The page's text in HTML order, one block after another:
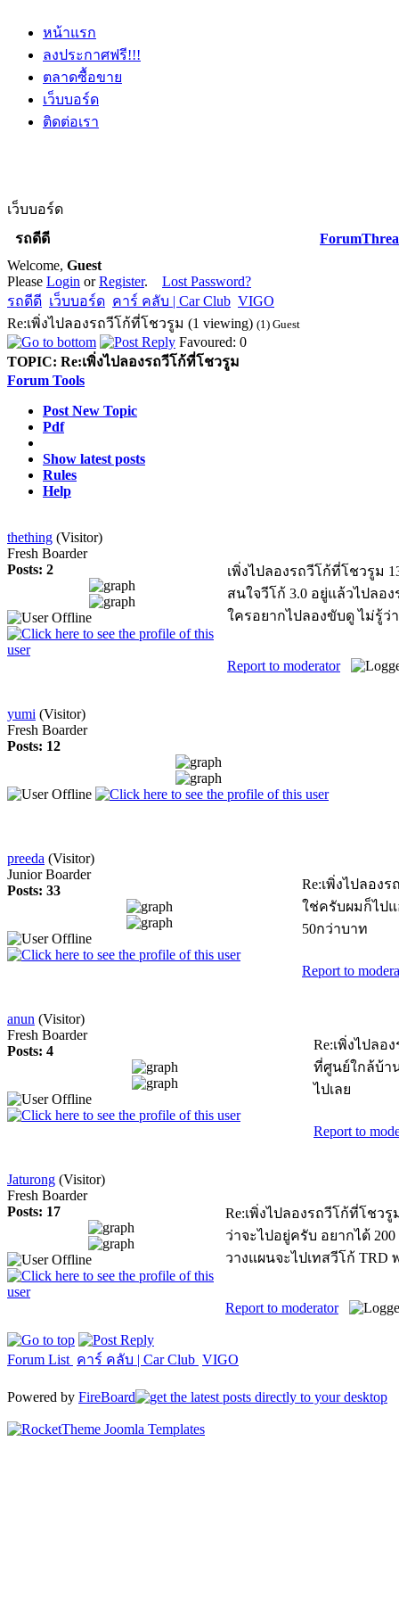
หน้าแรก
ลงประกาศฟรี!!!
ตลาดซื้อขาย
เว็บบอร์ด
ติดต่อเรา
เว็บบอร์ด
รถดีดี
Forum
Welcome, Guest
Please Login orRegister. Lost Password?
รถดีดี เว็บบอร์ด คาร์ คลับ | Car Club VIGO
Re:เพิ่งไปลองรถวีโก้ที่โชวรูม (1 viewing) (1) Guest
Favoured: 0
TOPIC: Re:เพิ่งไปลองรถวีโก้ที่โชวรูม
Forum Tools
Post New Topic
Pdf
Show latest posts
Rules
Help
thething (Visitor)
Fresh Boarder
Posts: 2
เพิ่งไปลองรถวีโก้ที่โชวรูม
สนใจวีโก้ 3.0 อยู่แล้วไปลอ
ใครอยากไปลองขับดู ไม่รู้ว่
Report to moderator
yumi (Visitor)
Fresh Boarder
Posts: 12
preeda (Visitor)
Junior Boarder
Posts: 33
Re:เพิ่งไปลอง
ใช่ครับผมก็ไปแ
50กว่าบาท
Report to
anun (Visitor)
Fresh Boarder
Posts: 4
Re:เพิ่งไปลอ
ที่ศูนย์ใกล้บ้า
ไปเลย
Report to
Jaturong (Visitor)
Fresh Boarder
Posts: 17
Re:เพิ่งไปลองรถวีโก้ที่โชว
ว่าจะไปอยู่ครับ อยากได้
วางแผนจะไปเทสวีโก้
Report to moderator
Forum List คาร์ คลับ | Car Club VIGO
Powered by FireBoard